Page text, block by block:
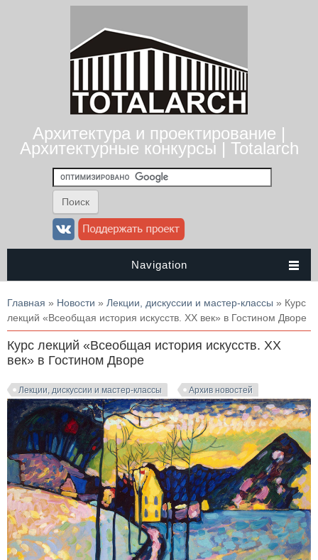
Архитектура и проектирование |
Архитектурные конкурсы | Totalarch
Navigation
Вы здесь
Главная » Новости » Лекции, дискуссии и мастер-классы » Курс
лекций «Всеобщая история искусств. XX век» в Гостином Дворе
Курс лекций «Всеобщая история искусств. XX
век» в Гостином Дворе
Лекции, дискуссии и мастер-классы Архив новостей